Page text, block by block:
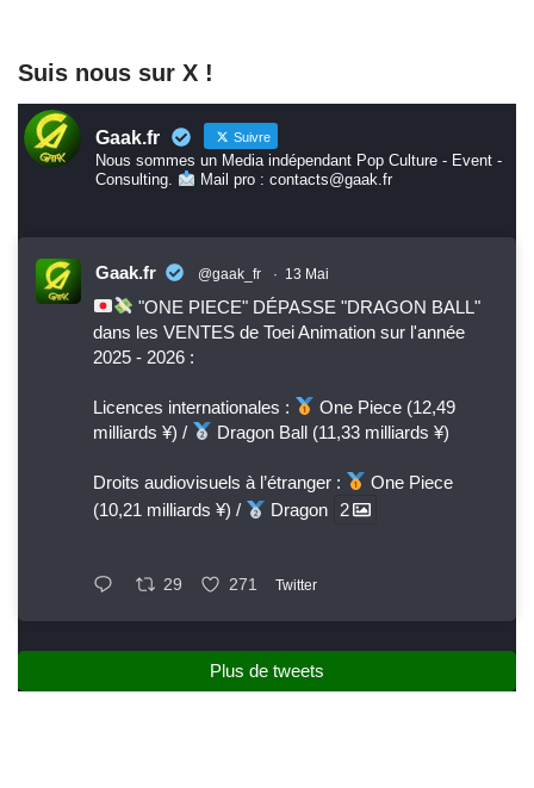
Suis nous sur X !
Gaak.fr Suivre
Nous sommes un Media indépendant Pop Culture - Event -
Consulting.
Mail pro : contacts@gaak.fr
Gaak.fr @gaak_fr · 13 Mai
"ONE PIECE" DÉPASSE "DRAGON BALL"
dans les VENTES de Toei Animation sur l'année
2025 - 2026 :
Licences internationales :
One Piece (12,49
milliards ¥) /
Dragon Ball (11,33 milliards ¥)
Droits audiovisuels à l’étranger :
One Piece
(10,21 milliards ¥) /
Dragon 2
29 271 Twitter
Plus de tweets